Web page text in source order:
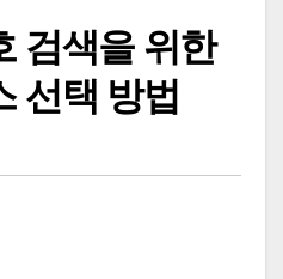
검색을 위한
선택 방법